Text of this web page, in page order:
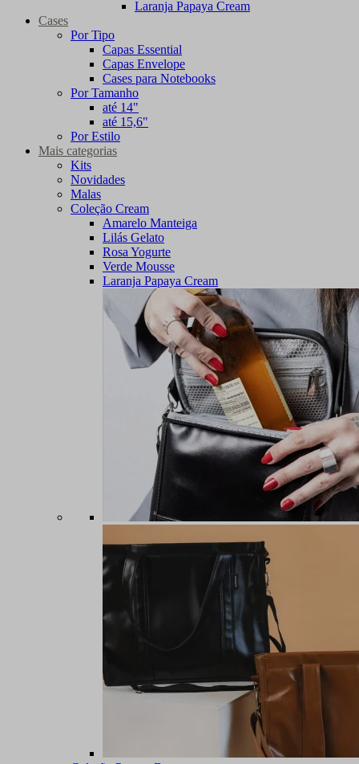
Laranja Papaya Cream
Cases
Por Tipo
Capas Essential
Capas Envelope
Cases para Notebooks
Por Tamanho
até 14"
até 15,6"
Por Estilo
Mais categorias
Kits
Novidades
Malas
Coleção Cream
Amarelo Manteiga
Lilás Gelato
Rosa Yogurte
Verde Mousse
Laranja Papaya Cream